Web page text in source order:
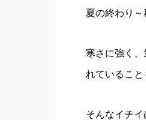
夏の終わり
寒さに強く
れていること
そんなイチイ